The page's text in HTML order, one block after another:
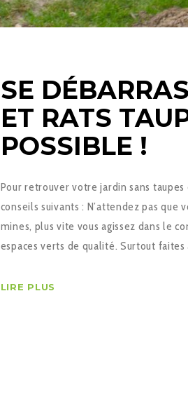
SE
ET RATS
POSSIBLE !
Pour retrouver votre jardin sans
conseils suivants : N’attendez pas que
mines, plus vite vous agissez dans le
espaces verts de qualité. Surtout
LIRE PLUS